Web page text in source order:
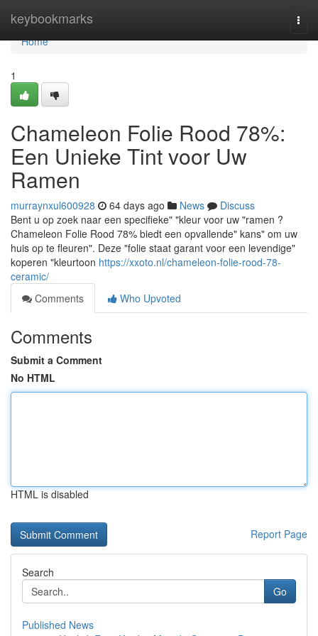
keybookmarks
Home
Home
1
Chameleon Folie Rood 78%:
Een Unieke Tint voor Uw
Ramen
murraynxul600928 64 days ago News
Discuss
Bent u op zoek naar een specifieke" "kleur voor uw "ramen ?
Chameleon Folie Rood 78% biedt een opvallende" kans" om uw
huis op te fleuren". Deze "folie staat garant voor een levendige"
koperen "kleurtoon https://xxoto.nl/chameleon-folie-rood-78-
ceramic/
Comments
Who Upvoted
Comments
Submit a Comment
No HTML
HTML is disabled
Report Page
Search
Go
Published News